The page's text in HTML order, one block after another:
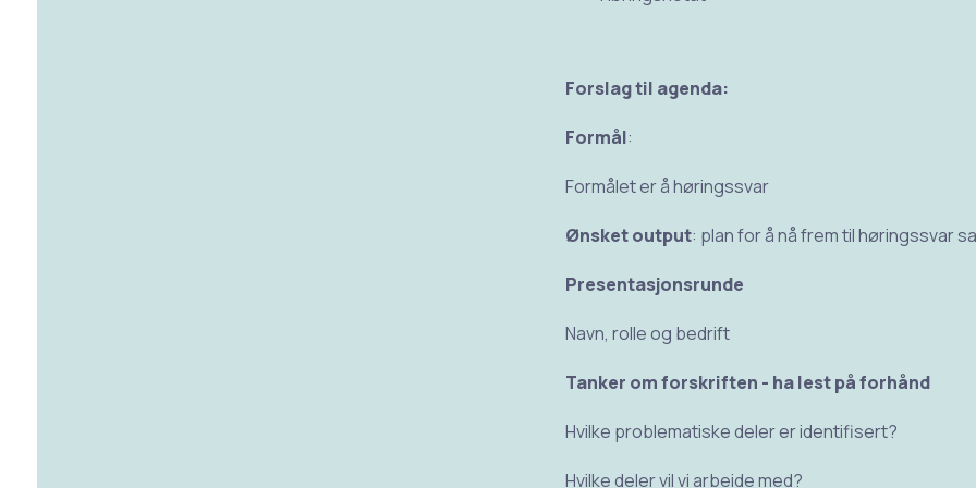
Forslag til agenda:
Formål:
Formålet er å høringssvar
Ønsketoutput: plan for å nå frem til høringssvar
Presentasjonsrunde
Navn, rolle og bedrift
Tanker om forskriften - ha lest på forhånd
Hvilke problematiske deler er identifisert?
Hvilke deler vil vi arbeide med?